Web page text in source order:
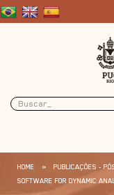
HOME » PUBLICAÇÕES -
SOFTWARE FOR DYNAMIC